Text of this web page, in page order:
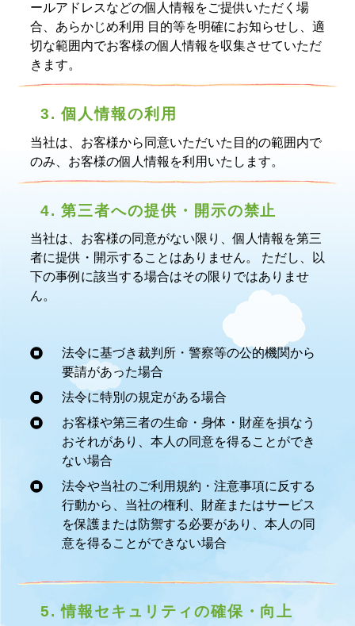
ールアドレスなどの個人情報をご提供いただく場
合、あらかじめ利用 目的等を明確にお知らせし、適
切な範囲内でお客様の個人情報を収集させていただ
きます。
3. 個人情報の利用
当社は、お客様から同意いただいた目的の範囲内で
のみ、お客様の個人情報を利用いたします。
4. 第三者への提供・開示の禁止
当社は、お客様の同意がない限り、個人情報を第三
者に提供・開示することはありません。 ただし、以
下の事例に該当する場合はその限りではありませ
ん。
法令に基づき裁判所・警察等の公的機関から
要請があった場合
法令に特別の規定がある場合
お客様や第三者の生命・身体・財産を損なう
おそれがあり、本人の同意を得ることができ
ない場合
法令や当社のご利用規約・注意事項に反する
行動から、当社の権利、財産またはサービス
を保護または防禦する必要があり、本人の同
意を得ることができない場合
5. 情報セキュリティの確保・向上